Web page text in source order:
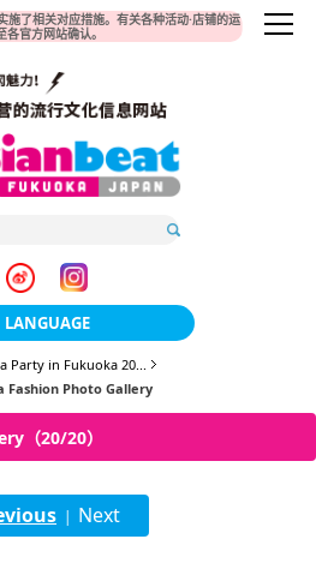
施了相关对应措施。有关各种活动·店铺的运
各官方网站确认。
LANGUAGE
日本語
한국어
簡体中文
繁體中文
Party in Fukuoka 20...
Fashion Photo Gallery
（20/20）
| Next